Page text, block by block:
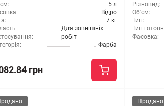
5 л
Відро
7 кг
Для зовнішніх
робіт
Фарба
грн
Різновид:
Об'єм:
Тип:
Тип
Фасовка:
Продано